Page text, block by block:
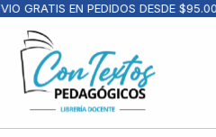
GRATIS EN PEDIDOS DESDE $95.000